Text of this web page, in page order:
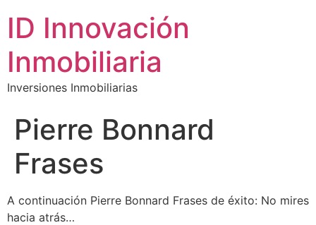
ID Innovación
Inmobiliaria
Inversiones Inmobiliarias
Pierre Bonnard
Frases
A continuación Pierre Bonnard Frases de éxito: No mires
hacia atrás…